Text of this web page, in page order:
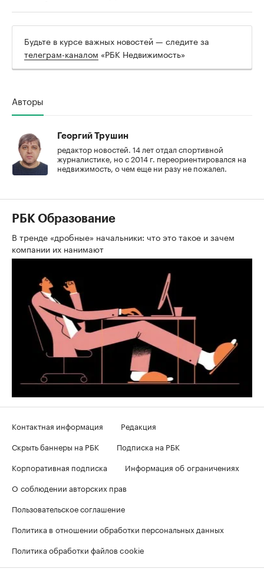
Будьте в курсе важных новостей — следите за
телеграм-каналом «РБК Недвижимость»
Авторы
Георгий Трушин
редактор новостей. 14 лет отдал спортивной
журналистике, но с 2014 г. переориентировался на
недвижимость, о чем еще ни разу не пожалел.
РБК Образование
В тренде «дробные» начальники: что это такое и зачем
компании их нанимают
Контактная информация
Редакция
Скрыть баннеры на РБК
Подписка на РБК
Корпоративная подписка
Информация об ограничениях
О соблюдении авторских прав
Пользовательское соглашение
Политика в отношении обработки персональных данных
Политика обработки файлов cookie